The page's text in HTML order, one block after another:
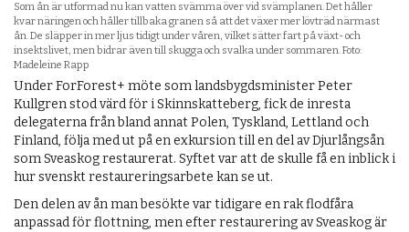
Som ån är utformad nu kan vatten svämma över vid svämplanen. Det håller
kvar näringen och håller tillbaka granen så att det växer mer lövträd närmast
ån. De släpper in mer ljus tidigt under våren, vilket sätter fart på växt- och
insektslivet, men bidrar även till skugga och svalka under sommaren. Foto:
Madeleine Rapp
Under ForForest+ möte som landsbygdsminister Peter
Kullgren stod värd för i Skinnskatteberg, fick de inresta
delegaterna från bland annat Polen, Tyskland, Lettland och
Finland, följa med ut på en exkursion till en del av Djurlångsån
som Sveaskog restaurerat. Syftet var att de skulle få en inblick i
hur svenskt restaureringsarbete kan se ut.
Den delen av ån man besökte var tidigare en rak flodfåra
anpassad för flottning, men efter restaurering av Sveaskog är